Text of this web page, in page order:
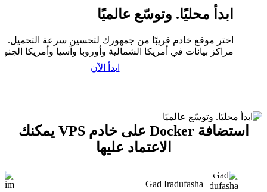
ابدأ محليًا. وتوسّع عالميًا
اختر موقع خادم قريبًا من جمهورك لتحسين سرعة التحميل.
مراكز بيانات في أمريكا الشمالية وأوروبا وآسيا وأمريكا
ابدأ الآن
استضافة Docker على خادم VPS يمكنك
الاعتماد عليها
Gad Iradufasha